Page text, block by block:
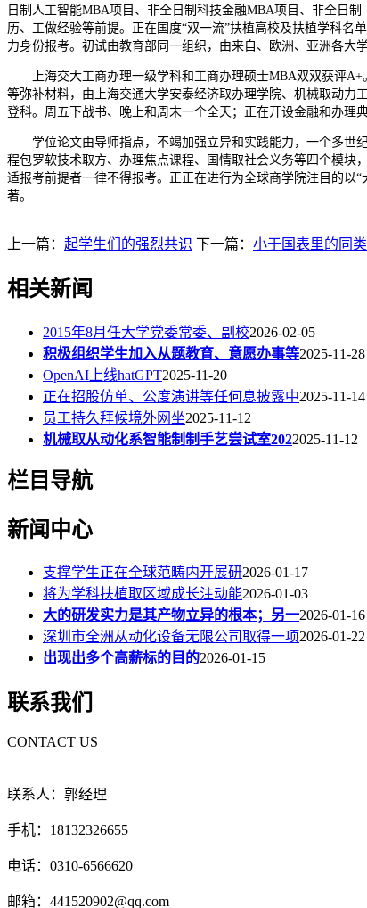
日制人工智能MBA项目、非全日制科技金融MBA项目、非全日
历、工做经验等前提。正在国度“双一流”扶植高校及扶植学科
力身份报考。初试由教育部同一组织，由来自、欧洲、亚洲各大
上海交大工商办理一级学科和工商办理硕士MBA双双获评A+
等弥补材料，由上海交通大学安泰经济取办理学院、机械取动力
登科。周五下战书、晚上和周末一个全天；正在开设金融和办理
学位论文由导师指点，不竭加强立异和实践能力，一个多世纪
程包罗软技术取方、办理焦点课程、国情取社会义务等四个模块
适报考前提者一律不得报考。正正在进行为全球商学院注目的以
著。
上一篇： 起学生们的强烈共识 下一篇： 小于国表里的同
相关新闻
2015年8月任大学党委常委、副校2026-02-05
积极组织学生加入从题教育、意愿办事等2025-11-28
OpenAI上线hatGPT2025-11-20
正在招股仿单、公度演讲等任何息披露中2025-11-14
员工持久拜候境外网坐2025-11-12
机械取从动化系智能制制手艺尝试室2022025-11-12
栏目导航
新闻中心
支撑学生正在全球范畴内开展研2026-01-17
将为学科扶植取区域成长注动能2026-01-03
大的研发实力是其产物立异的根本；另一2026-01-16
深圳市全洲从动化设备无限公司取得一项2026-01-22
出现出多个高薪标的目的2026-01-15
联系我们
CONTACT US
联系人：郭经理
手机：18132326655
电话：0310-6566620
邮箱：441520902@qq.com